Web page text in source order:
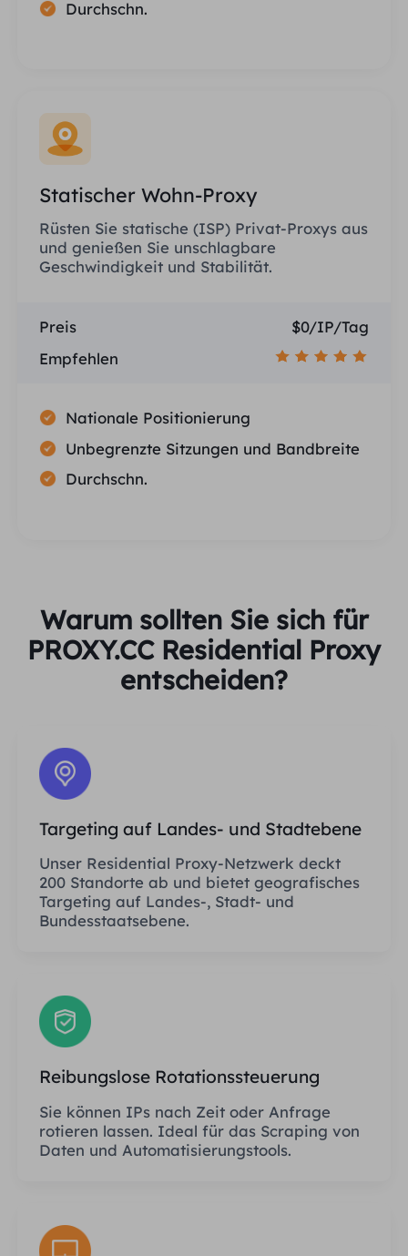
Durchschn.
Statischer Wohn-Proxy
Rüsten Sie statische (ISP) Privat-Proxys aus
und genießen Sie unschlagbare
Geschwindigkeit und Stabilität.
Preis
$0/IP/Tag
Empfehlen
Nationale Positionierung
Unbegrenzte Sitzungen und Bandbreite
Durchschn.
Warum sollten Sie sich für
PROXY.CC Residential Proxy
entscheiden?
Targeting auf Landes- und Stadtebene
Unser Residential Proxy-Netzwerk deckt
200 Standorte ab und bietet geografisches
Targeting auf Landes-, Stadt- und
Bundesstaatsebene.
Reibungslose Rotationssteuerung
Sie können IPs nach Zeit oder Anfrage
rotieren lassen. Ideal für das Scraping von
Daten und Automatisierungstools.